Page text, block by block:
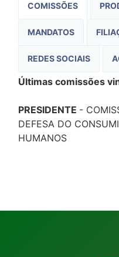
COMISSÕES
MANDATOS
REDES SOCIAIS
Últimas comissões
PRESIDENTE -
DEFESA DO
HUMANOS